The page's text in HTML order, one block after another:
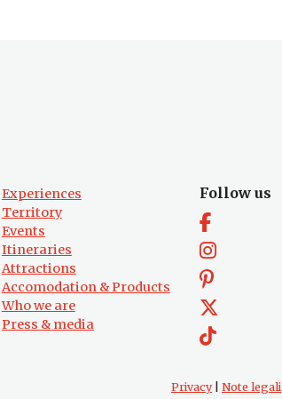
Experiences
Territory
Events
Itineraries
Attractions
Accomodation & Products
Who we are
Press & media
Follow us
Privacy| Note legali